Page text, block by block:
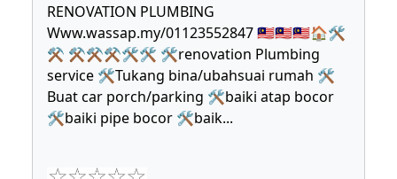
RENOVATION PLUMBING
Www.wassap.my/01123552847 🇲🇾🇲🇾🇲🇾🏠🛠
⚒ ⚒⚒⚒🛠🛠 🛠renovation Plumbing
service 🛠Tukang bina/ubahsuai rumah 🛠
Buat car porch/parking 🛠baiki atap bocor
🛠baiki pipe bocor 🛠baik...